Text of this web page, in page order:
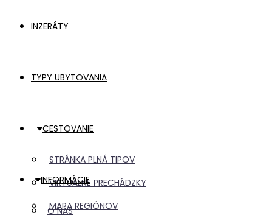
INZERÁTY
TYPY UBYTOVANIA
CESTOVANIE
STRÁNKA PLNÁ TIPOV
VIRTUÁLNE PRECHÁDZKY
MAPA REGIÓNOV
INFORMÁCIE
O NÁS